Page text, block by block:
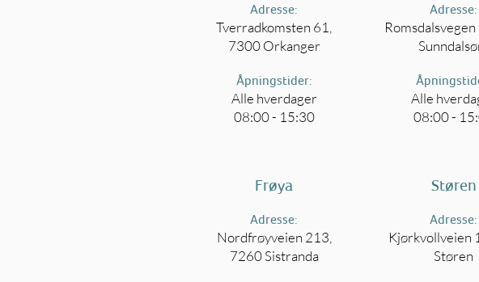
Adresse:
Tverradkomsten 61,
7300 Orkanger
Åpningstider:
Alle hverdager
08:00 - 15:30
Frøya
Adresse:
Nordfrøyveien 213,
7260 Sistranda
Adresse:
Alle
08:00 -
Støren
Adresse:
Kjørkvollveien
Støren